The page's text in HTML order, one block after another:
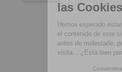
gustaría acompañarle durante su